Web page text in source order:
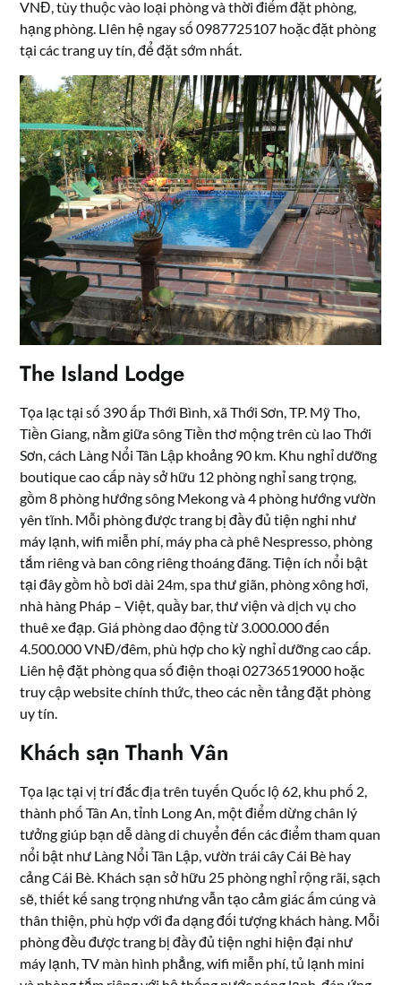
VNĐ, tùy thuộc vào loại phòng và thời điểm đặt phòng,
hạng phòng. LIên hệ ngay số 0987725107 hoặc đặt phòng
tại các trang uy tín, để đặt sớm nhất.
The Island Lodge
Tọa lạc tại số 390 ấp Thới Bình, xã Thới Sơn, TP. Mỹ Tho,
Tiền Giang, nằm giữa sông Tiền thơ mộng trên cù lao Thới
Sơn, cách Làng Nổi Tân Lập khoảng 90 km. Khu nghỉ dưỡng
boutique cao cấp này sở hữu 12 phòng nghỉ sang trọng,
gồm 8 phòng hướng sông Mekong và 4 phòng hướng vườn
yên tĩnh. Mỗi phòng được trang bị đầy đủ tiện nghi như
máy lạnh, wifi miễn phí, máy pha cà phê Nespresso, phòng
tắm riêng và ban công riêng thoáng đãng. Tiện ích nổi bật
tại đây gồm hồ bơi dài 24m, spa thư giãn, phòng xông hơi,
nhà hàng Pháp – Việt, quầy bar, thư viện và dịch vụ cho
thuê xe đạp. Giá phòng dao động từ 3.000.000 đến
4.500.000 VNĐ/đêm, phù hợp cho kỳ nghỉ dưỡng cao cấp.
Liên hệ đặt phòng qua số điện thoại 02736519000 hoặc
truy cập website chính thức, theo các nền tảng đặt phòng
uy tín.
Khách sạn Thanh Vân
Tọa lạc tại vị trí đắc địa trên tuyến Quốc lộ 62, khu phố 2,
thành phố Tân An, tỉnh Long An, một điểm dừng chân lý
tưởng giúp bạn dễ dàng di chuyển đến các điểm tham quan
nổi bật như Làng Nổi Tân Lập, vườn trái cây Cái Bè hay
cảng Cái Bè. Khách sạn sở hữu 25 phòng nghỉ rộng rãi, sạch
sẽ, thiết kế sang trọng nhưng vẫn tạo cảm giác ấm cúng và
thân thiện, phù hợp với đa dạng đối tượng khách hàng. Mỗi
phòng đều được trang bị đầy đủ tiện nghi hiện đại như
máy lạnh, TV màn hình phẳng, wifi miễn phí, tủ lạnh mini